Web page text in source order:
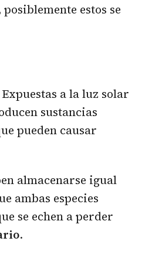
estos se
a la luz solar
sustancias
pueden causar
almacenarse igual
ambas especies
se echen a perder
.